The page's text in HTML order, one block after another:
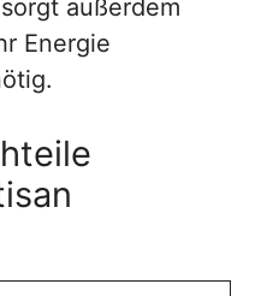
außerdem
Energie